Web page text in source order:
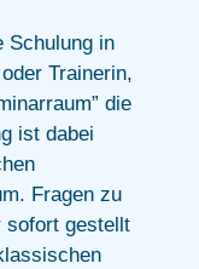
Schulung in
Trainerin,
die
ist dabei
Fragen zu
sofort gestellt